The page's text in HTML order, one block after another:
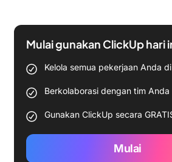
Mulai gunakan ClickUp hari
Kelola semua pekerjaan Anda
Berkolaborasi dengan tim Anda
Gunakan ClickUp secara
Mulai